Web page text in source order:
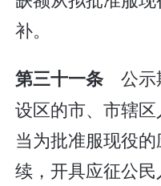
补。
第三十一条 公示
设区的市、市辖
当为批准服现役
续，开具应征公